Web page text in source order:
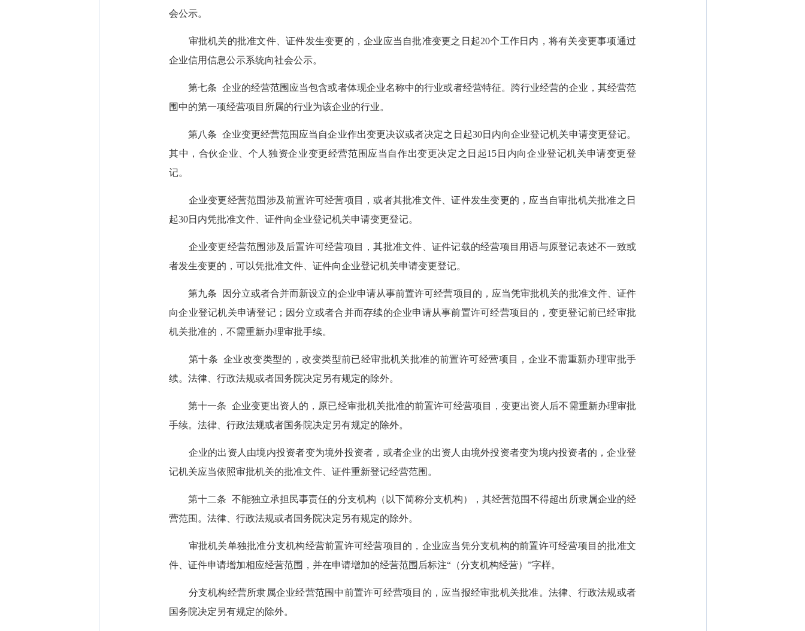
会公示。
审批机关的批准文件、证件发生变更的，企业应当自批准变更之日起20个工作日内，将有关变更事项通过
企业信用信息公示系统向社会公示。
第七条 企业的经营范围应当包含或者体现企业名称中的行业或者经营特征。跨行业经营的企业，其经营范
围中的第一项经营项目所属的行业为该企业的行业。
第八条 企业变更经营范围应当自企业作出变更决议或者决定之日起30日内向企业登记机关申请变更登记。
其中，合伙企业、个人独资企业变更经营范围应当自作出变更决定之日起15日内向企业登记机关申请变更登
记。
企业变更经营范围涉及前置许可经营项目，或者其批准文件、证件发生变更的，应当自审批机关批准之日
起30日内凭批准文件、证件向企业登记机关申请变更登记。
企业变更经营范围涉及后置许可经营项目，其批准文件、证件记载的经营项目用语与原登记表述不一致或
者发生变更的，可以凭批准文件、证件向企业登记机关申请变更登记。
第九条 因分立或者合并而新设立的企业申请从事前置许可经营项目的，应当凭审批机关的批准文件、证件
向企业登记机关申请登记；因分立或者合并而存续的企业申请从事前置许可经营项目的，变更登记前已经审批
机关批准的，不需重新办理审批手续。
第十条 企业改变类型的，改变类型前已经审批机关批准的前置许可经营项目，企业不需重新办理审批手
续。法律、行政法规或者国务院决定另有规定的除外。
第十一条 企业变更出资人的，原已经审批机关批准的前置许可经营项目，变更出资人后不需重新办理审批
手续。法律、行政法规或者国务院决定另有规定的除外。
企业的出资人由境内投资者变为境外投资者，或者企业的出资人由境外投资者变为境内投资者的，企业登
记机关应当依照审批机关的批准文件、证件重新登记经营范围。
第十二条 不能独立承担民事责任的分支机构（以下简称分支机构），其经营范围不得超出所隶属企业的经
营范围。法律、行政法规或者国务院决定另有规定的除外。
审批机关单独批准分支机构经营前置许可经营项目的，企业应当凭分支机构的前置许可经营项目的批准文
件、证件申请增加相应经营范围，并在申请增加的经营范围后标注“（分支机构经营）”字样。
分支机构经营所隶属企业经营范围中前置许可经营项目的，应当报经审批机关批准。法律、行政法规或者
国务院决定另有规定的除外。